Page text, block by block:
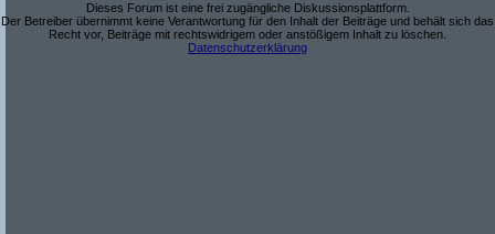
Dieses Forum ist eine frei zugängliche Diskussionsplattform.
Der Betreiber übernimmt keine Verantwortung für den Inhalt der Beiträge und behält sich das
Recht vor, Beiträge mit rechtswidrigem oder anstößigem Inhalt zu löschen.
Datenschutzerklärung